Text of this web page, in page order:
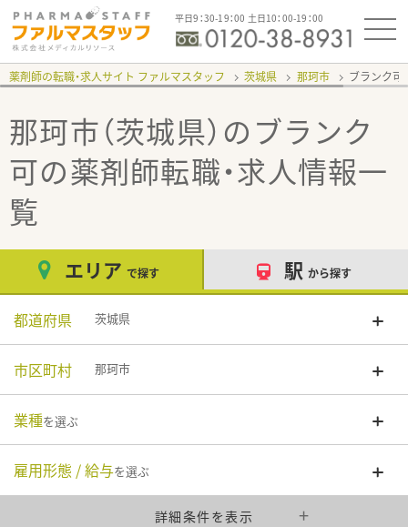
平日9：30-19：00 土日10：00-19：00
薬剤師の転職・求人サイト ファルマスタッフ 茨城県 那珂市 ブランク可
那珂市（茨城県）のブランク
可の薬剤師転職・求人情報一
覧
エリア で探す 駅 から探す
都道府県 茨城県
市区町村 那珂市
業種を選ぶ
雇用形態 / 給与を選ぶ
詳細条件を表示